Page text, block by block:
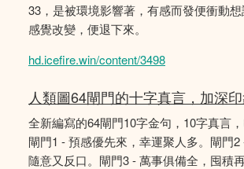
33，是被環境影響著，有感而發便衝動想
感覺改變，便退下來。
hd.icefire.win/content/3498
人類圖64閘門的十字真言，加深
全新編寫的64閘門10字金句，10字真言，
閘門1 - 預感優先來，幸運聚人多。閘門2
隨意又反口。閘門3 - 萬事俱備全，囤積再